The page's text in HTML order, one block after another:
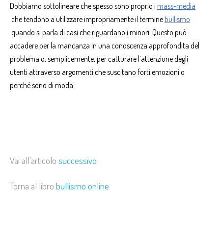
Dobbiamo sottolineare che spesso sono proprio i mass-media
che tendono a utilizzare impropriamente il termine bullismo
quando si parla di casi che riguardano i minori. Questo può
accadere per la mancanza in una conoscenza approfondita del
problema o, semplicemente, per catturare l’attenzione degli
utenti attraverso argomenti che suscitano forti emozioni o
perché sono di moda.
Vai all’articolo successivo
Torna al libro bullismo online